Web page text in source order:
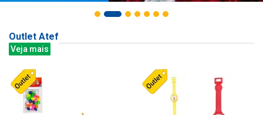
Outlet Atef
Veja mais